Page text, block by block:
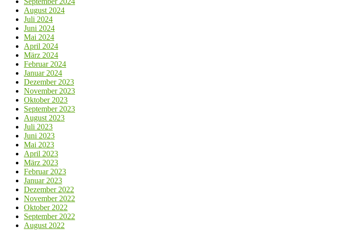
August 2024
Juli 2024
Juni 2024
Mai 2024
April 2024
März 2024
Februar 2024
Januar 2024
Dezember 2023
November 2023
Oktober 2023
September 2023
August 2023
Juli 2023
Juni 2023
Mai 2023
April 2023
März 2023
Februar 2023
Januar 2023
Dezember 2022
November 2022
Oktober 2022
September 2022
August 2022